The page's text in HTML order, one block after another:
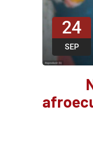
24
SEP